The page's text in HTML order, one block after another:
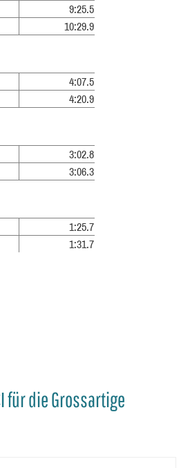
9:25.5
10:29.9
4:07.5
4:20.9
3:02.8
3:06.3
1:25.7
1:31.7
für die Grossartige